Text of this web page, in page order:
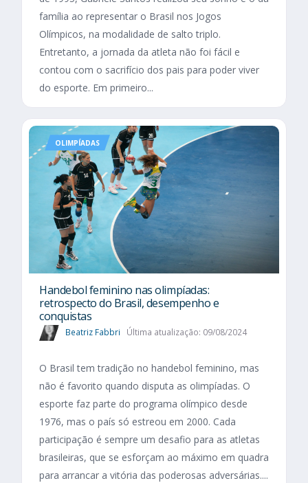
família ao representar o Brasil nos Jogos
Olímpicos, na modalidade de salto triplo.
Entretanto, a jornada da atleta não foi fácil e
contou com o sacrifício dos pais para poder viver
do esporte. Em primeiro...
OLIMPÍADAS
Handebol feminino nas olimpíadas:
retrospecto do Brasil, desempenho e
conquistas
Beatriz Fabbri Última atualização: 09/08/2024
O Brasil tem tradição no handebol feminino, mas
não é favorito quando disputa as olimpíadas. O
esporte faz parte do programa olímpico desde
1976, mas o país só estreou em 2000. Cada
participação é sempre um desafio para as atletas
brasileiras, que se esforçam ao máximo em quadra
para arrancar a vitória das poderosas adversárias....